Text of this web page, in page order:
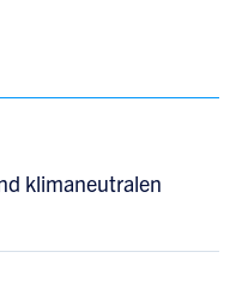
klimaneutralen